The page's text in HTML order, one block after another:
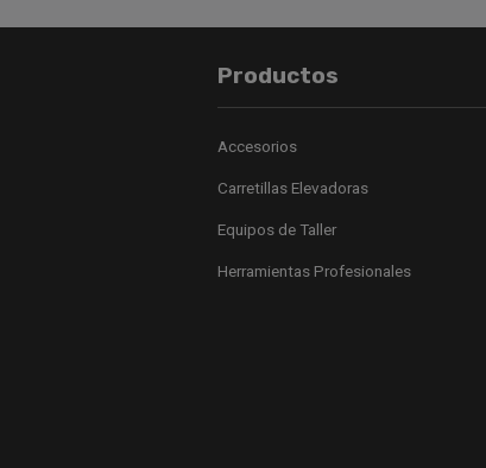
Productos
Accesorios
Carretillas Elevadoras
Equipos de Taller
Herramientas Profesionales